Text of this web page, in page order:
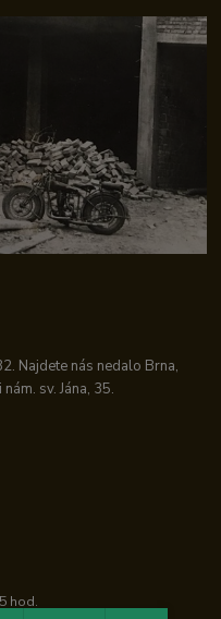
Najdete nás nedalo Brna,
sv. Jána, 35.
hod.